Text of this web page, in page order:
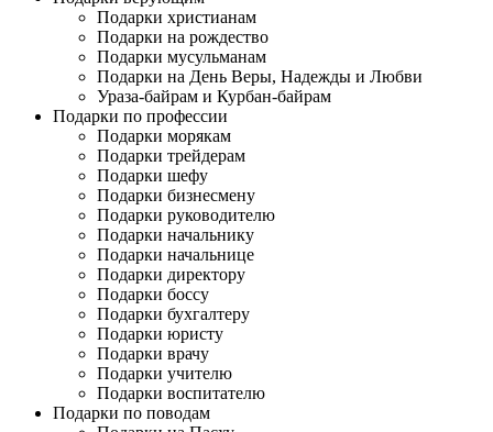
Подарки христианам
Подарки на рождество
Подарки мусульманам
Подарки на День Веры, Надежды и Любви
Ураза-байрам и Курбан-байрам
Подарки по профессии
Подарки морякам
Подарки трейдерам
Подарки шефу
Подарки бизнесмену
Подарки руководителю
Подарки начальнику
Подарки начальнице
Подарки директору
Подарки боссу
Подарки бухгалтеру
Подарки юристу
Подарки врачу
Подарки учителю
Подарки воспитателю
Подарки по поводам